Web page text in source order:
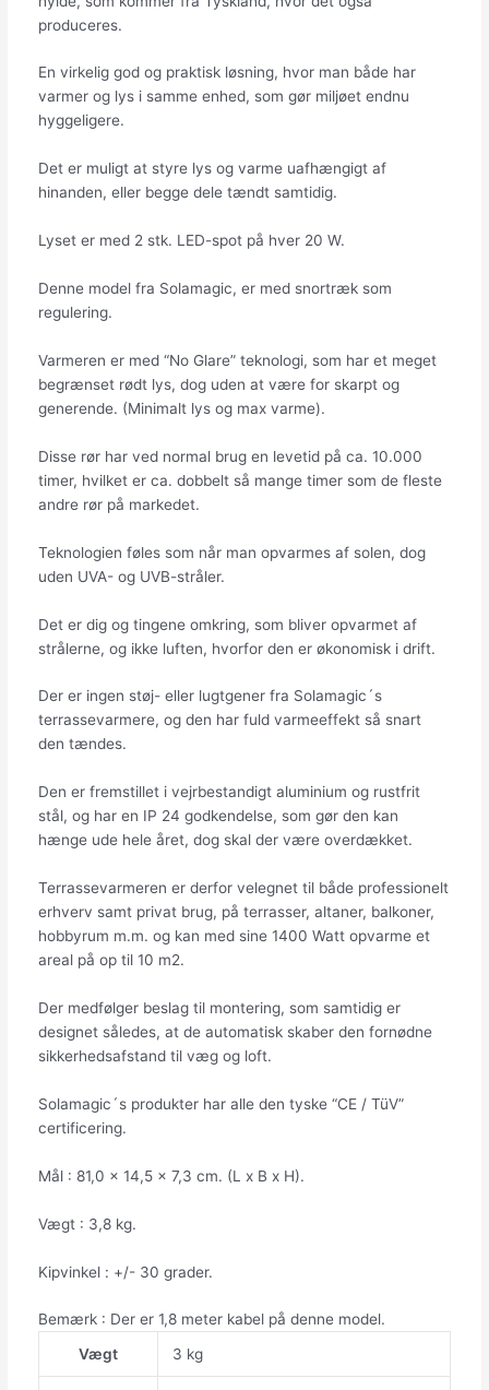
produceres.
En virkelig god og praktisk løsning, hvor man både har
varmer og lys i samme enhed, som gør miljøet endnu
hyggeligere.
Det er muligt at styre lys og varme uafhængigt af
hinanden, eller begge dele tændt samtidig.
Lyset er med 2 stk. LED-spot på hver 20 W.
Denne model fra Solamagic, er med snortræk som
regulering.
Varmeren er med “No Glare” teknologi, som har et meget
begrænset rødt lys, dog uden at være for skarpt og
generende. (Minimalt lys og max varme).
Disse rør har ved normal brug en levetid på ca. 10.000
timer, hvilket er ca. dobbelt så mange timer som de fleste
andre rør på markedet.
Teknologien føles som når man opvarmes af solen, dog
uden UVA- og UVB-stråler.
Det er dig og tingene omkring, som bliver opvarmet af
strålerne, og ikke luften, hvorfor den er økonomisk i drift.
Der er ingen støj- eller lugtgener fra Solamagic´s
terrassevarmere, og den har fuld varmeeffekt så snart
den tændes.
Den er fremstillet i vejrbestandigt aluminium og rustfrit
stål, og har en IP 24 godkendelse, som gør den kan
hænge ude hele året, dog skal der være overdækket.
Terrassevarmeren er derfor velegnet til både professionelt
erhverv samt privat brug, på terrasser, altaner, balkoner,
hobbyrum m.m. og kan med sine 1400 Watt opvarme et
areal på op til 10 m2.
Der medfølger beslag til montering, som samtidig er
designet således, at de automatisk skaber den fornødne
sikkerhedsafstand til væg og loft.
Solamagic´s produkter har alle den tyske “CE / TüV”
certificering.
Mål : 81,0 x 14,5 x 7,3 cm. (L x B x H).
Vægt : 3,8 kg.
Kipvinkel : +/- 30 grader.
Bemærk : Der er 1,8 meter kabel på denne model.
Vægt
3 kg